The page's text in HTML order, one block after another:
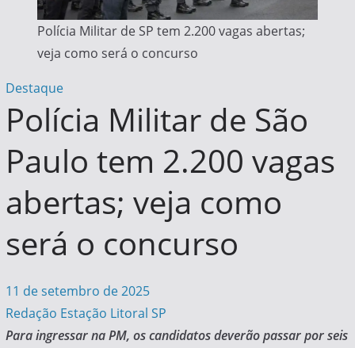
Polícia Militar de SP tem 2.200 vagas abertas;
veja como será o concurso
Destaque
Polícia Militar de São
Paulo tem 2.200 vagas
abertas; veja como
será o concurso
11 de setembro de 2025
Redação Estação Litoral SP
Para ingressar na PM, os candidatos deverão passar por seis